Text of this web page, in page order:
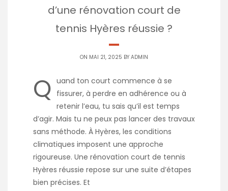
d’une rénovation court de
tennis Hyères réussie ?
ON MAI 21, 2025 BY ADMIN
Q uand ton court commence à se
fissurer, à perdre en adhérence ou à
retenir l’eau, tu sais qu’il est temps
d’agir. Mais tu ne peux pas lancer des travaux
sans méthode. À Hyères, les conditions
climatiques imposent une approche
rigoureuse. Une rénovation court de tennis
Hyères réussie repose sur une suite d’étapes
bien précises. Et